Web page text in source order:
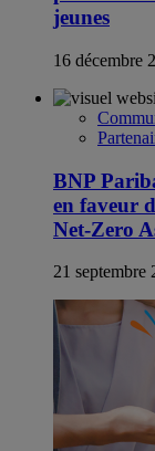
jeunes
16 décembre
BNP
en faveur
Net-Zero
21 septembre